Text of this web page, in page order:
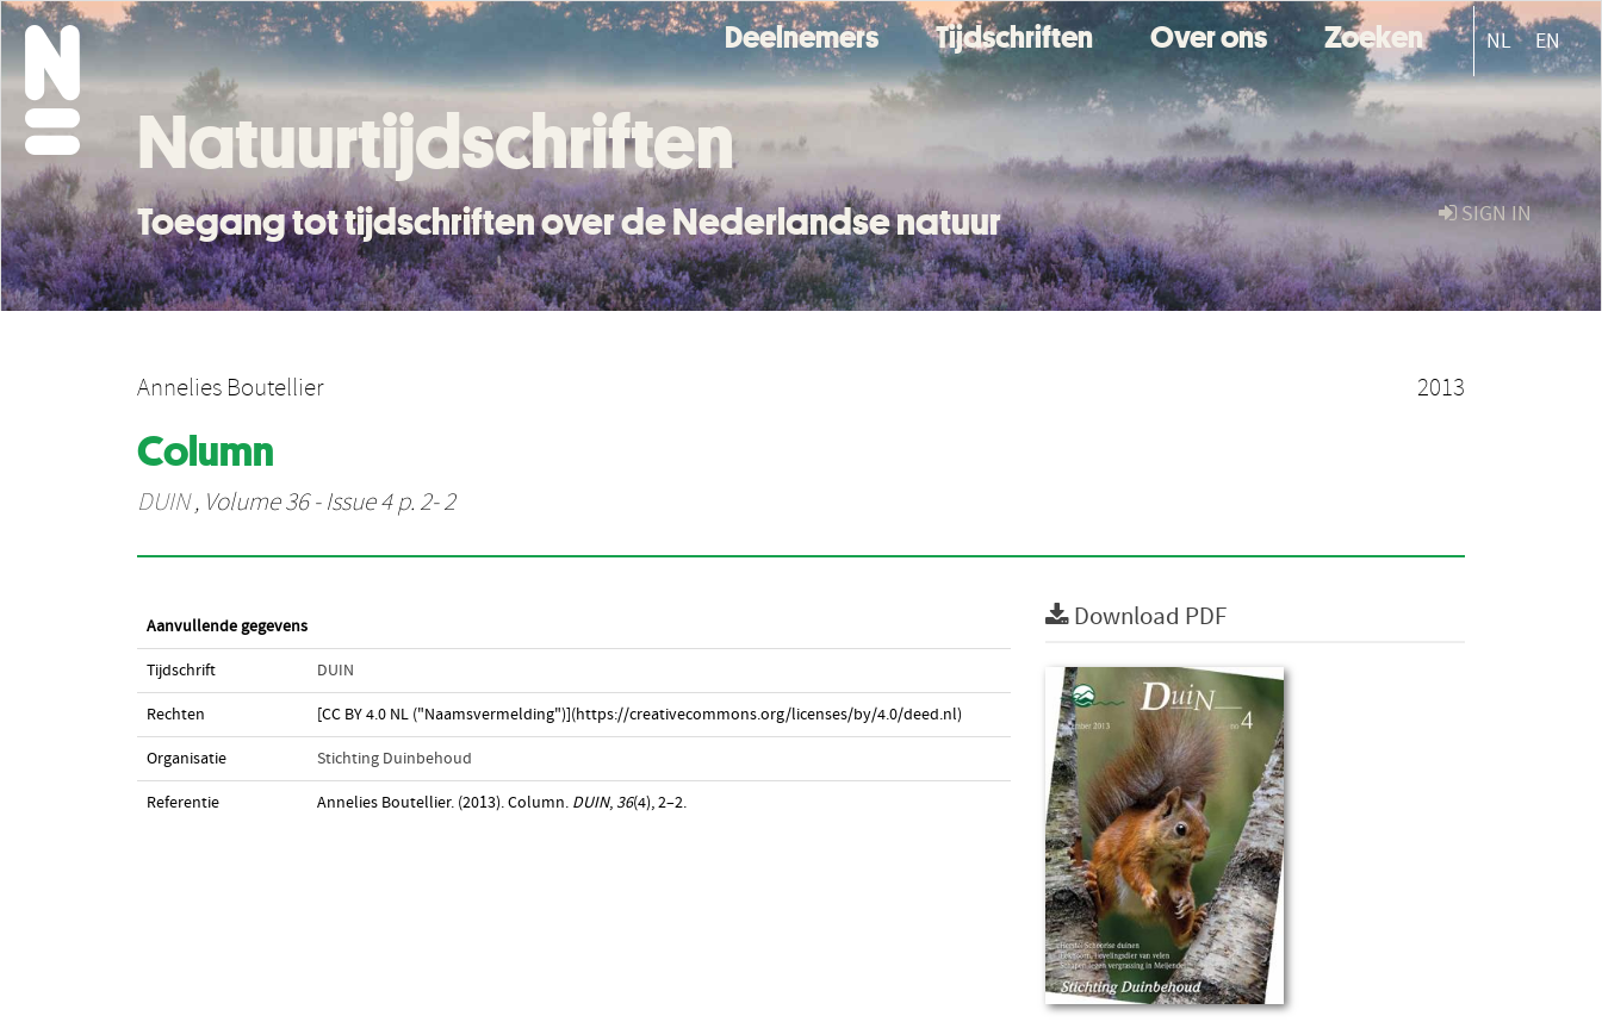
Deelnemers Tijdschriften Over ons Zoeken NL EN
SIGN IN
Natuurtijdschriften
Toegang tot tijdschriften over de Nederlandse natuur
Annelies Boutellier 2013
Column
DUIN, Volume 36 - Issue 4 p. 2- 2
Aanvullende gegevens
Tijdschrift DUIN
Rechten [CC BY 4.0 NL ("Naamsvermelding")](https://creativecommons.org/licenses/by/4.0/deed.nl)
Organisatie Stichting Duinbehoud
Referentie Annelies Boutellier. (2013). Column. DUIN, 36(4), 2–2.
Download PDF